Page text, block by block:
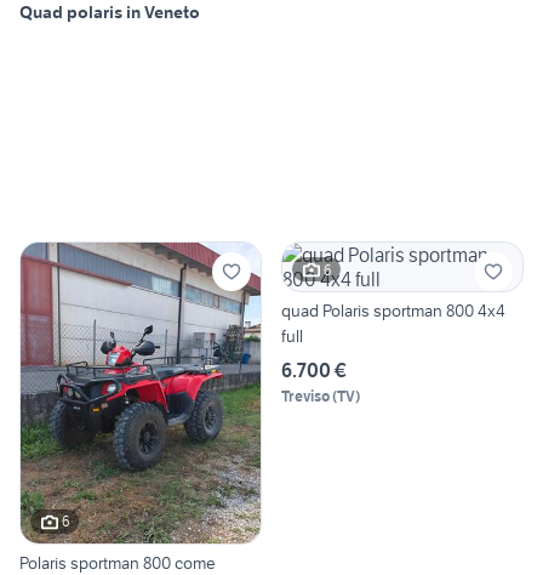
Quad polaris in Veneto
6
Polaris sportman 800 come
6
quad Polaris sportman 800 4x4
full
6.700 €
Treviso(TV)